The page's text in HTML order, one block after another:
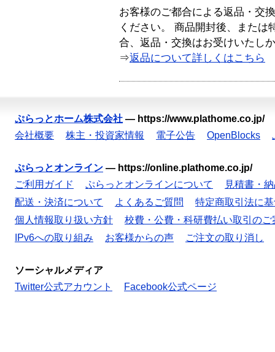
お客様のご都合による返品・交
ください。 商品開封後、または
合、返品・交換はお受けいたし
⇒返品について詳しくはこちら
ぷらっとホーム株式会社 — https://www.plathome.co.jp/
会社概要
株主・投資家情報 電子公告 OpenBlocks
ぷらっとオンライン — https://online.plathome.co.jp/
ご利用ガイド
ぷらっとオンラインについて
見積書・
配送・決済について
よくあるご質問
特定商取引法に
個人情報取り扱い方針
校費・公費・科研費払い取引のご
IPv6への取り組み
お客様からの声 ご注文の取り消し
ソーシャルメディア
Twitter公式アカウント
Facebook公式ページ